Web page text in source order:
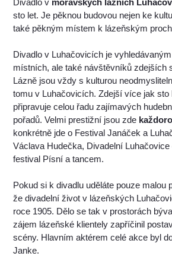
Divadlo v moravských lázních
sto let. Je pěknou budovou nejen ke
také pěkným místem k lázeňským
Divadlo v Luhačovicích je
místních, ale také návštěvníků zdejších
Lázně jsou vždy s kulturou
tomu v Luhačovicích. Zdejší více jak sto
připravuje celou řadu zajímavých
pořadů. Velmi prestižní jsou zde
konkrétně jde o Festival Janáček a
Václava Hudečka, Divadelní
festival Písní a tancem.
Pokud si k divadlu uděláte pouze malou
že divadelní život v lázeňských
roce 1905. Dělo se tak v prostorách
zájem lázeňské klientely zapříčinil
scény. Hlavním aktérem celé akce byl
Janke.